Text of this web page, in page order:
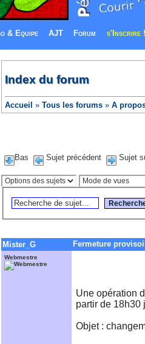
& Equipe AJT Forum s'Inscrire !
Index du forum
Accueil » Tous les forums » A
Bas Sujet précédent Sujet
Mister_G Fermeture
Webmestre
Une opération
partir de 18h30
Objet :